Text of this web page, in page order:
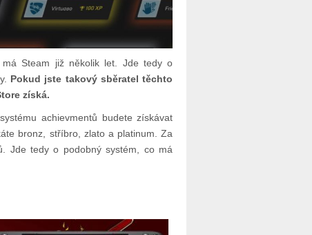
Steam již několik let. Jde tedy o
Pokud jste takový sběratel těchto
získá.
achievmentů budete získávat
bronz, stříbro, zlato a platinum. Za
Jde tedy o podobný systém, co má